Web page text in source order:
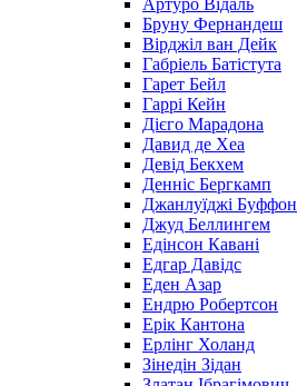
Артуро Відаль
Бруну Фернандеш
Вірджіл ван Дейк
Габріель Батістута
Гарет Бейл
Гаррі Кейн
Дієго Марадона
Давид де Хеа
Девід Бекхем
Денніс Бергкамп
Джанлуїджі Буффон
Джуд Беллингем
Едінсон Кавані
Едгар Давідс
Еден Азар
Ендрю Робертсон
Ерік Кантона
Ерлінг Холанд
Зінедін Зідан